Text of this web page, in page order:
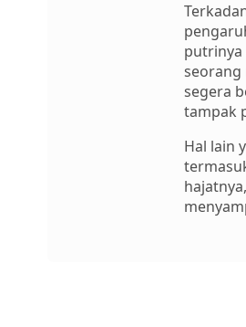
putrinya
seorang
segera
tampak
Hal lain